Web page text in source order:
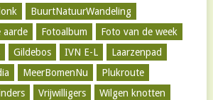
BuurtNatuurWandeling
aarde Fotoalbum
Foto van de week
Gildebos IVN E-L
Laarzenpad
MeerBomenNu
Plukroute
Vrijwilligers
Wilgen knotten